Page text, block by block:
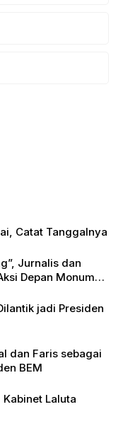
Catat Tanggalnya
Jurnalis dan
Depan Monumen
jadi Presiden
dan Faris sebagai
BEM
Kabinet Laluta